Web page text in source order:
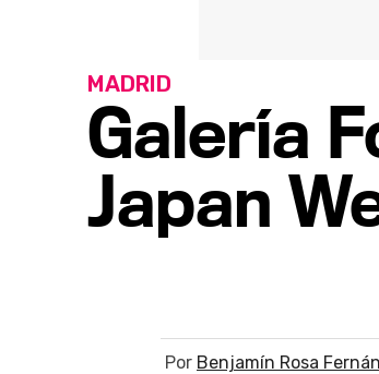
Galería
Japan
MADRID
Por Benjamín Rosa